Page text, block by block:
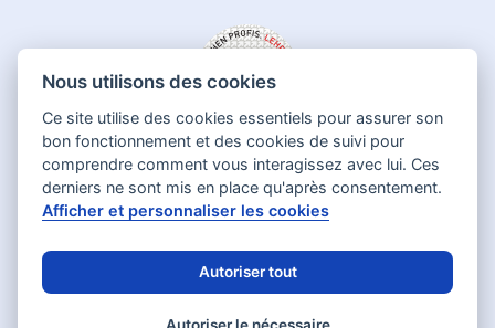
Deutsch Français
Nous utilisons des cookies
Ce site utilise des cookies essentiels pour assurer son
bon fonctionnement et des cookies de suivi pour
comprendre comment vous interagissez avec lui. Ces
derniers ne sont mis en place qu'après consentement.
Afficher et personnaliser les cookies
Autoriser tout